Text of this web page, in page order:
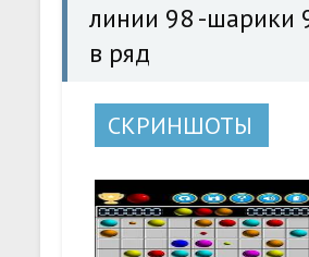
линии 98 -шарики
в ряд
СКРИНШОТЫ